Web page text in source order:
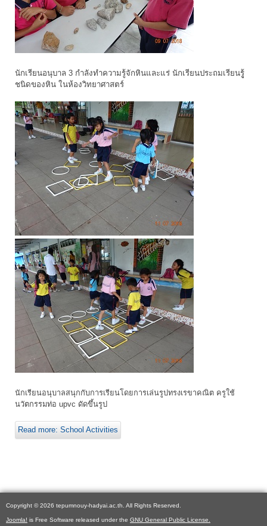
นักเรียนอนุบาล 3 กำลังทำความรู้จักหินและแร่ นักเรียนประถมเรียนรูู้
ชนิดของหิน ในห้องวิทยาศาสตร์
นักเรียนอนุบาลสนุกกับการเรียนโดยการเล่นรูปทรงเรขาคณิต ครูใช้
นวัตกรรมท่อ upvc ดัดขึ้นรูป
Read more: School Activities
Copyright © 2026 tepumnouy-hadyai.ac.th. All Rights Reserved.
Joomla! is Free Software released under the GNU General Public License.